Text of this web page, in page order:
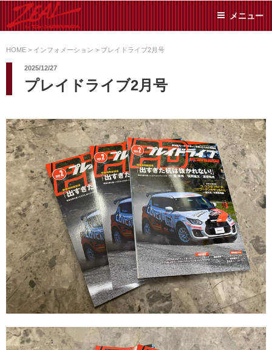
ン
ツ
ス
ッ
プ
SUMIYAMA
た日常メンテから各種チ
ューニングまで、車に関
することならジャンルフ
リーでお任せください!
メニュー
HOME > インフォメーション > プレイドライブ2月号
2025/12/27
プレイドライブ2月号